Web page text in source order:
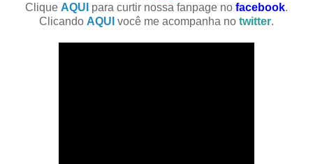
Clique AQUI para curtir nossa fanpage no facebook.
Clicando AQUI você me acompanha no twitter.